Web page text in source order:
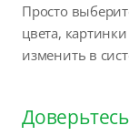
Просто
цвета,
изменить в